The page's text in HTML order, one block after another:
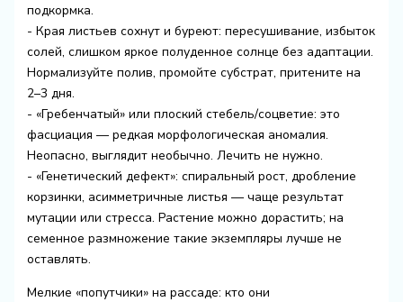
подкормка.
- Края листьев сохнут и буреют: пересушивание, избыток
солей, слишком яркое полуденное солнце без адаптации.
Нормализуйте полив, промойте субстрат, притените на
2–3 дня.
- «Гребенчатый» или плоский стебель/соцветие: это
фасциация — редкая морфологическая аномалия.
Неопасно, выглядит необычно. Лечить не нужно.
- «Генетический дефект»: спиральный рост, дробление
корзинки, асимметричные листья — чаще результат
мутации или стресса. Растение можно дорастить; на
семенное размножение такие экземпляры лучше не
оставлять.
Мелкие «попутчики» на рассаде: кто они